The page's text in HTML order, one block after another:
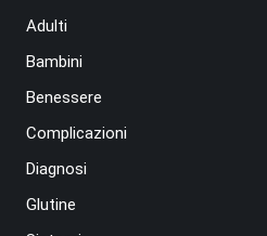
Adulti
Bambini
Benessere
Complicazioni
Diagnosi
Glutine